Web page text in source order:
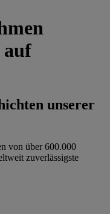
auf
unserer
von über 600.000
zuverlässigste